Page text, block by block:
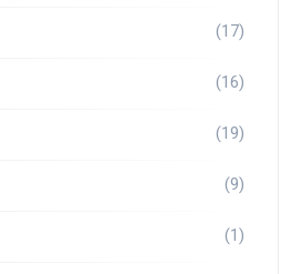
(17)
(16)
(19)
(9)
(1)